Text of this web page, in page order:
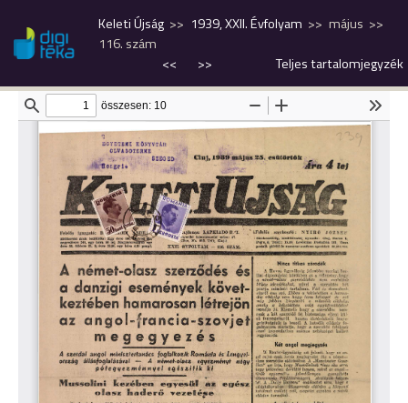
Keleti Újság 1939, XXII. Évfolyam
május
116. szám
<<
>> Teljes tartalomjegyzék